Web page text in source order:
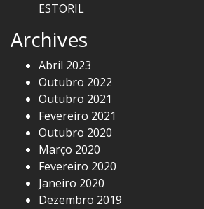
ESTORIL
Archives
Abril 2023
Outubro 2022
Outubro 2021
Fevereiro 2021
Outubro 2020
Março 2020
Fevereiro 2020
Janeiro 2020
Dezembro 2019